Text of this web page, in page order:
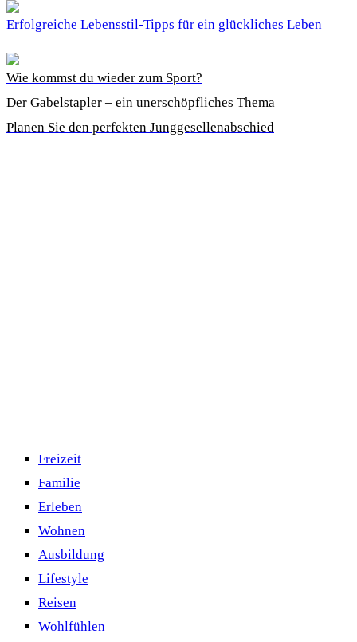
Erfolgreiche Lebensstil-Tipps für ein glückliches Leben
Wie kommst du wieder zum Sport?
Der Gabelstapler – ein unerschöpfliches Thema
Planen Sie den perfekten Junggesellenabschied
Freizeit
Familie
Erleben
Wohnen
Ausbildung
Lifestyle
Reisen
Wohlfühlen